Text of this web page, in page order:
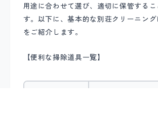
用途に合わせて選び、適切に保管する
す。以下に、基本的な別荘クリーニン
をご紹介します。
【便利な掃除道具一覧】